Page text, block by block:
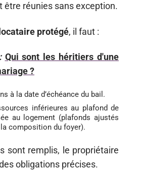
être réunies sans exception.
protégé, il faut :
Qui sont les héritiers d'une
?
à la date d’échéance du bail.
inférieures au plafond de
au logement (plafonds ajustés
composition du foyer).
sont remplis, le propriétaire
obligations précises.